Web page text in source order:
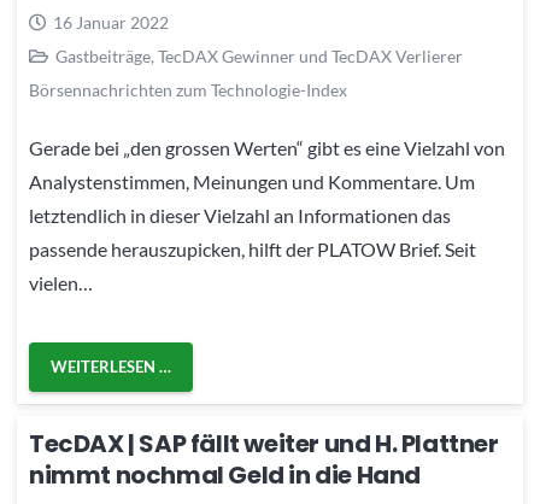
16 Januar 2022
Gastbeiträge, TecDAX Gewinner und TecDAX Verlierer
Börsennachrichten zum Technologie-Index
Gerade bei „den grossen Werten“ gibt es eine Vielzahl von
Analystenstimmen, Meinungen und Kommentare. Um
letztendlich in dieser Vielzahl an Informationen das
passende herauszupicken, hilft der PLATOW Brief. Seit
vielen…
WEITERLESEN …
TecDAX | SAP fällt weiter und H. Plattner
nimmt nochmal Geld in die Hand